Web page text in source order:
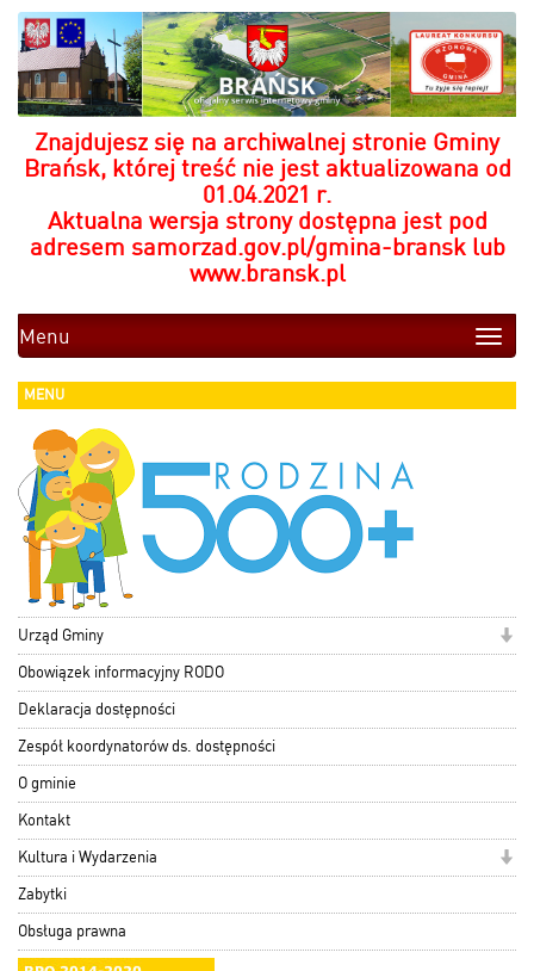
Znajdujesz się na archiwalnej stronie Gminy
Brańsk, której treść nie jest aktualizowana od
01.04.2021 r.
Aktualna wersja strony dostępna jest pod
adresem samorzad.gov.pl/gmina-bransklub
www.bransk.pl
Toggle
Menu
MENU
Urząd Gminy
Obowiązek informacyjny RODO
Deklaracja dostępności
Zespół koordynatorów ds. dostępności
O gminie
Kontakt
Kultura i Wydarzenia
Zabytki
Obsługa prawna